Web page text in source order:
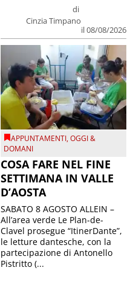
di
Cinzia Timpano
il 08/08/2026
APPUNTAMENTI,OGGI &
DOMANI
COSA FARE NEL FINE
SETTIMANA IN VALLE
D’AOSTA
SABATO 8 AGOSTO ALLEIN –
All’area verde Le Plan-de-
Clavel prosegue “ItinerDante”,
le letture dantesche, con la
partecipazione di Antonello
Pistritto (...